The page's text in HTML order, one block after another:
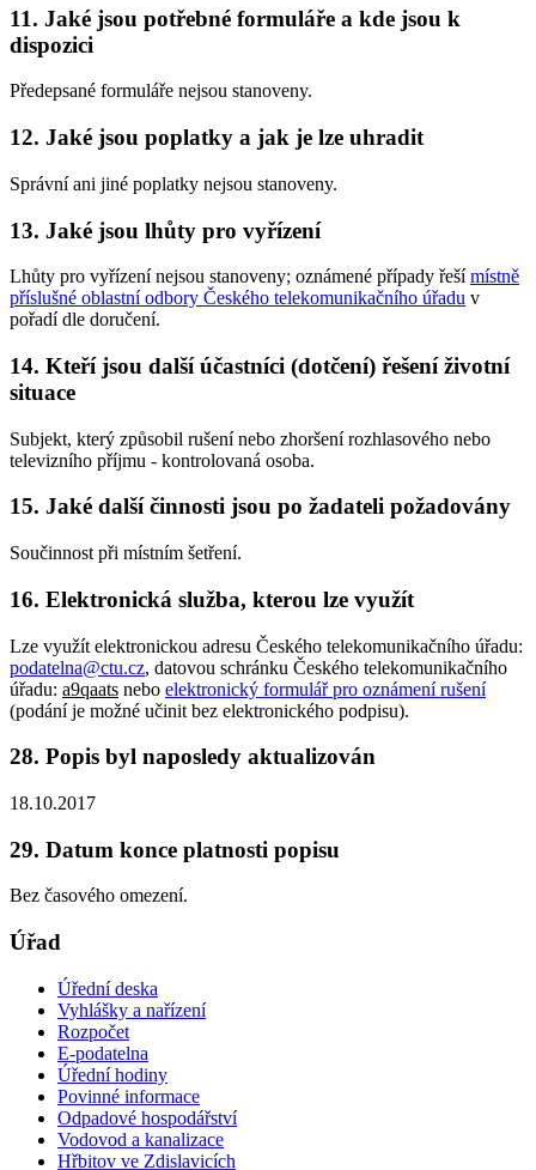
11. Jaké jsou potřebné formuláře a kde jsou k
dispozici
Předepsané formuláře nejsou stanoveny.
12. Jaké jsou poplatky a jak je lze uhradit
Správní ani jiné poplatky nejsou stanoveny.
13. Jaké jsou lhůty pro vyřízení
Lhůty pro vyřízení nejsou stanoveny; oznámené případy řešímístně
příslušné oblastní odbory Českého telekomunikačního úřadu v
pořadí dle doručení.
14. Kteří jsou další účastníci (dotčení) řešení životní
situace
Subjekt, který způsobil rušení nebo zhoršení rozhlasového nebo
televizního příjmu - kontrolovaná osoba.
15. Jaké další činnosti jsou po žadateli požadovány
Součinnost při místním šetření.
16. Elektronická služba, kterou lze využít
Lze využít elektronickou adresu Českého telekomunikačního úřadu:
podatelna@ctu.cz, datovou schránku Českého telekomunikačního
úřadu: a9qaats nebo elektronický formulář pro oznámení rušení
(podání je možné učinit bez elektronického podpisu).
28. Popis byl naposledy aktualizován
18.10.2017
29. Datum konce platnosti popisu
Bez časového omezení.
Úřad
Úřední deska
Vyhlášky a nařízení
Rozpočet
E-podatelna
Úřední hodiny
Povinné informace
Odpadové hospodářství
Vodovod a kanalizace
Hřbitov ve Zdislavicích